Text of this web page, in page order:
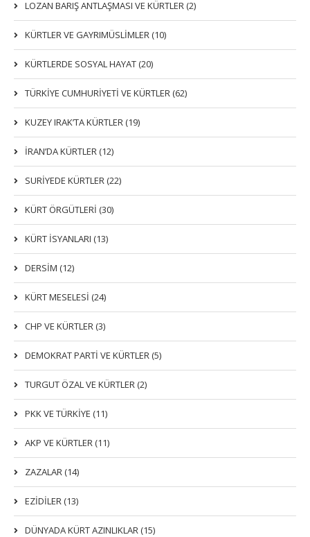
LOZAN BARIŞ ANTLAŞMASI VE KÜRTLER (2)
KÜRTLER VE GAYRIMÜSLIMLER (10)
KÜRTLERDE SOSYAL HAYAT (20)
TÜRKİYE CUMHURİYETİ VE KÜRTLER (62)
KUZEY IRAK’TA KÜRTLER (19)
İRAN’DA KÜRTLER (12)
SURİYEDE KÜRTLER (22)
KÜRT ÖRGÜTLERİ (30)
KÜRT İSYANLARI (13)
DERSIM (12)
KÜRT MESELESİ (24)
CHP VE KÜRTLER (3)
DEMOKRAT PARTI VE KÜRTLER (5)
TURGUT ÖZAL VE KÜRTLER (2)
PKK VE TÜRKIYE (11)
AKP VE KÜRTLER (11)
ZAZALAR (14)
EZIDILER (13)
DÜNYADA KÜRT AZINLIKLAR (15)